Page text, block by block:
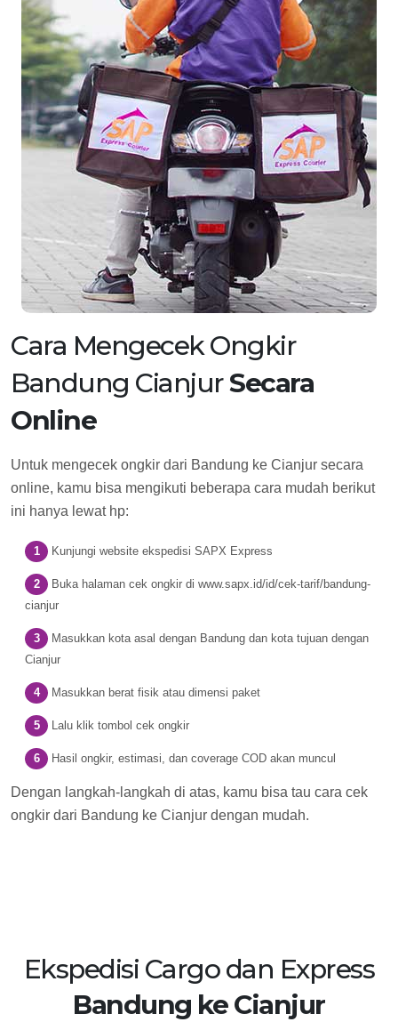
Cara Mengecek Ongkir
Bandung CianjurSecara
Online
Untuk mengecek ongkir dari Bandung ke Cianjur secara
online, kamu bisa mengikuti beberapa cara mudah berikut
ini hanya lewat hp:
Kunjungi website ekspedisi SAPX Express
Buka halaman cek ongkir di www.sapx.id/id/cek-tarif/bandung-
cianjur
Masukkan kota asal dengan Bandung dan kota tujuan dengan
Cianjur
Masukkan berat fisik atau dimensi paket
Lalu klik tombol cek ongkir
Hasil ongkir, estimasi, dan coverage COD akan muncul
Dengan langkah-langkah di atas, kamu bisa tau cara cek
ongkir dari Bandung ke Cianjur dengan mudah.
Ekspedisi Cargo dan Express
Bandung ke Cianjur